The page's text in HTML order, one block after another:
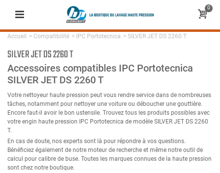
0
Accueil > Compatibilité > IPC Portotecnica > SILVER JET DS 2260 T
SILVER JET DS 2260 T
Accessoires compatibles IPC Portotecnica
SILVER JET DS 2260 T
Votre nettoyeur haute pression peut vous rendre service dans de nombreuses
tâches, notamment pour nettoyer une voiture ou déboucher une gouttière.
Encore faut-il avoir le bon ustensile. Trouvez tous les produits possibles avec
votre engin haute pression IPC Portotecnica de modèle SILVER JET DS 2260
T.
En cas de doute, nos experts sont là pour répondre à vos questions.
Bénéficiez également de notre moteur de recherche et même notre outil de
calcul pour calibre de buse. Toutes les marques connues de la haute pression
sont chez notre boutique.